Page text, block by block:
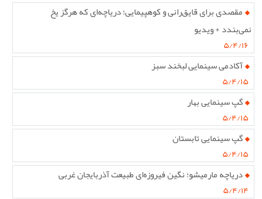
مقصدی برای قایق‌رانی و کوهپیمایی؛ دریاچه‌ای که هرگز یخ
نمی‌بندد + ویدیو
۵/۴/۱۶
آکادمی سینمایی لبخند سبز
۵/۴/۱۵
گپ سینمایی بهار
۵/۴/۱۵
گپ سینمایی تابستان
۵/۴/۱۵
دریاچه مارمیشو؛ نگین فیروزه‌ای طبیعت آذربایجان غربی
۵/۴/۱۴